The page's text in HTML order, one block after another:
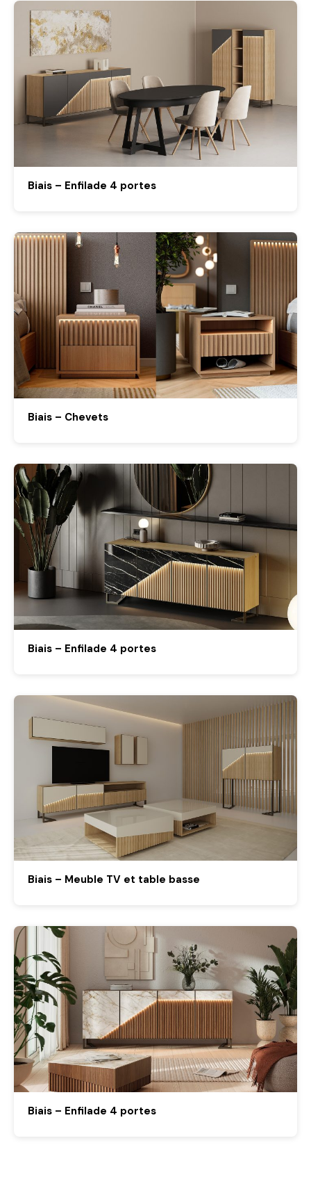
Biais – Enfilade 4 portes
Biais – Chevets
Biais – Enfilade 4 portes
Biais – Meuble TV et table basse
Biais – Enfilade 4 portes